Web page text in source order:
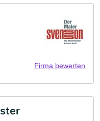
Firma bewerten